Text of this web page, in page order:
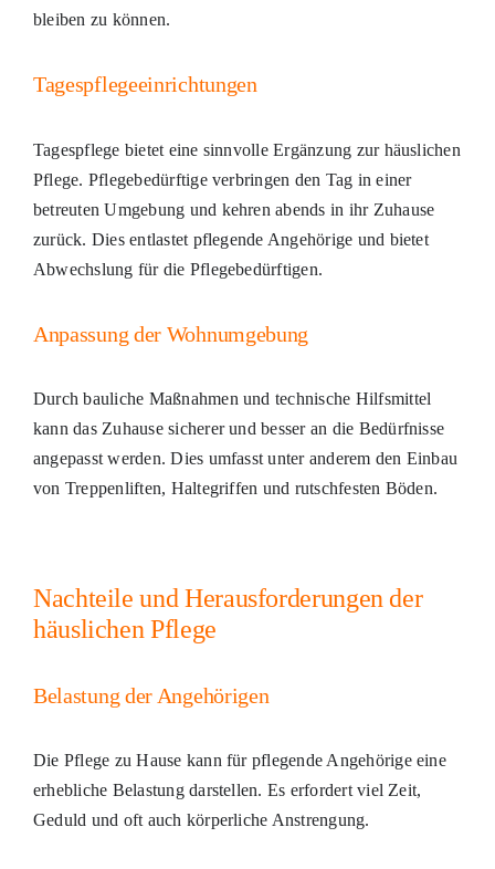
bleiben zu können.
Tagespflegeeinrichtungen
Tagespflege bietet eine sinnvolle Ergänzung zur häuslichen
Pflege. Pflegebedürftige verbringen den Tag in einer
betreuten Umgebung und kehren abends in ihr Zuhause
zurück. Dies entlastet pflegende Angehörige und bietet
Abwechslung für die Pflegebedürftigen.
Anpassung der Wohnumgebung
Durch bauliche Maßnahmen und technische Hilfsmittel
kann das Zuhause sicherer und besser an die Bedürfnisse
angepasst werden. Dies umfasst unter anderem den Einbau
von Treppenliften, Haltegriffen und rutschfesten Böden.
Nachteile und Herausforderungen der
häuslichen Pflege
Belastung der Angehörigen
Die Pflege zu Hause kann für pflegende Angehörige eine
erhebliche Belastung darstellen. Es erfordert viel Zeit,
Geduld und oft auch körperliche Anstrengung.